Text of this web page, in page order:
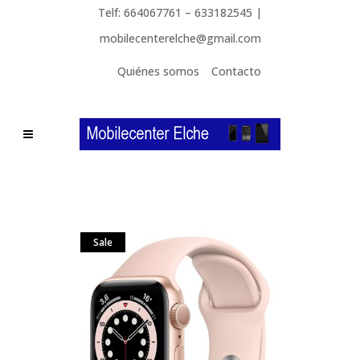
Telf: 664067761 – 633182545 |
mobilecenterelche@gmail.com
Quiénes somos Contacto
Sale